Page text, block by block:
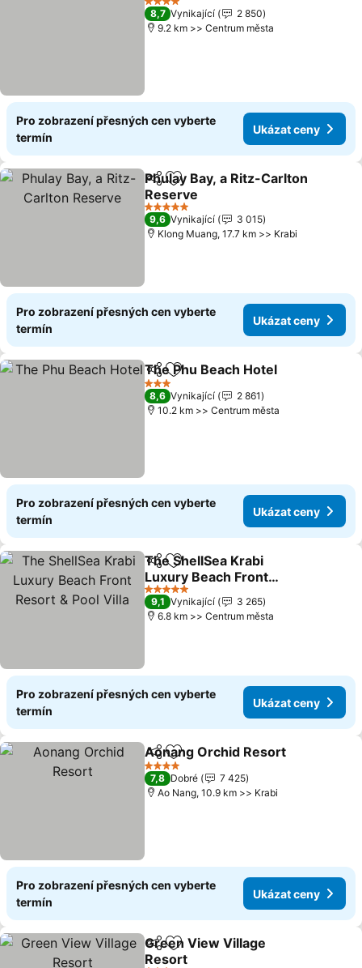
4 Počet hvězdiček
8,7 Vynikající
2 850
9.2 km >> Centrum města
Pro zobrazení přesných cen vyberte
termín
Ukázat ceny
SdíletPřidat na seznam oblíbených
Phulay Bay, a Ritz-Carlton
Reserve
5 Počet hvězdiček
9,6 Vynikající
3 015
Klong Muang, 17.7 km >> Krabi
Pro zobrazení přesných cen vyberte
termín
Ukázat ceny
SdíletPřidat na seznam oblíbených
The Phu Beach Hotel
3 Počet hvězdiček
8,6 Vynikající
2 861
10.2 km >> Centrum města
Pro zobrazení přesných cen vyberte
termín
Ukázat ceny
SdíletPřidat na seznam oblíbených
The ShellSea Krabi
Luxury Beach Front
Resort & Pool Villa
5 Počet hvězdiček
9,1 Vynikající
3 265
6.8 km >> Centrum města
Pro zobrazení přesných cen vyberte
termín
Ukázat ceny
SdíletPřidat na seznam oblíbených
Aonang Orchid Resort
4 Počet hvězdiček
7,8 Dobré
7 425
Ao Nang, 10.9 km >> Krabi
Pro zobrazení přesných cen vyberte
termín
Ukázat ceny
SdíletPřidat na seznam oblíbených
Green View Village
Resort